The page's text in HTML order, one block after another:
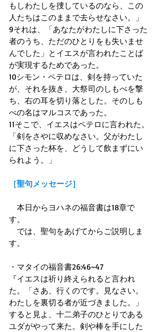
もしわたしを捜しているのなら、この
人たちはこのままで去らせなさい。」
9それは、「あなたがわたしに下さった
者のうち、ただのひとりをも失いませ
んでした」とイエスが言われたことば
が実現するためであった。
10シモン・ペテロは、剣を持っていた
が、それを抜き、大祭司のしもべを撃
ち、右の耳を切り落とした。そのしも
べの名はマルコスであった。
11そこで、イエスはペテロに言われた。
「剣をさやに収めなさい。父がわたし
に下さった杯を、どうして飲まずにい
られよう。」
［聖句メッセージ］
本日からヨハネの福音書は18章で
す。
では、聖句をあげてからご説明しま
す。
・マタイの福音書26:46~47
『イエスは祈り終えられると言われ
た。「さあ、行くのです。見なさい。
わたしを裏切る者が近づきました。」
すると見よ、十二弟子のひとりである
ユダがやって来た。剣や棒を手にした